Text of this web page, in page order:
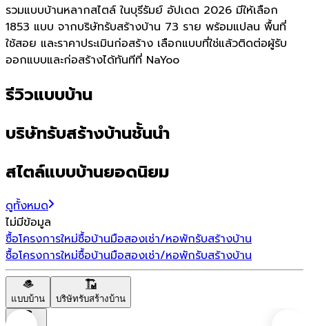
รวมแบบบ้านหลากสไตล์ ในบุรีรัมย์ อัปเดต 2026 มีให้เลือก
1853 แบบ จากบริษัทรับสร้างบ้าน 73 ราย พร้อมแปลน พื้นที่
ใช้สอย และราคาประเมินก่อสร้าง เลือกแบบที่ใช่แล้วติดต่อผู้รับ
ออกแบบและก่อสร้างได้ทันทีที่ NaYoo
รีวิวแบบบ้าน
บริษัทรับสร้างบ้านชั้นนำ
สไตล์แบบบ้านยอดนิยม
ดูทั้งหมด
ไม่มีข้อมูล
ซื้อโครงการใหม่ซื้อบ้านมือสองเช่า/หอพักรับสร้างบ้าน
ซื้อโครงการใหม่ซื้อบ้านมือสองเช่า/หอพักรับสร้างบ้าน
แบบบ้าน บริษัทรับสร้างบ้าน